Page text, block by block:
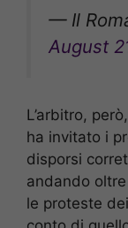
— Il
August
L’arbitro,
ha invitato i
disporsi
andando
le proteste